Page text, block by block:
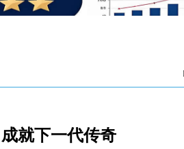
就下一代传奇